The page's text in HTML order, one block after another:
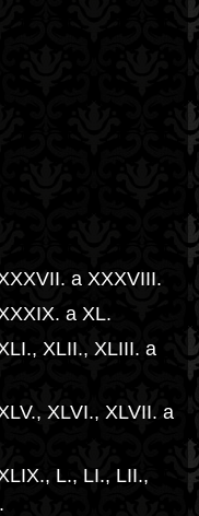
a XXXVIII.
a XL.
XLII., XLIII. a
XLVI., XLVII. a
L., LI., LII.,